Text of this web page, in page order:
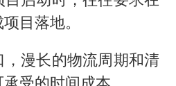
目落地。
漫长的物流周期和清